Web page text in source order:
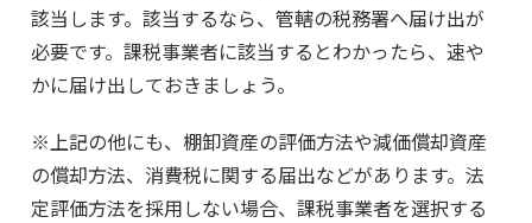
該当します。該当するなら、管轄の税務署へ届け出が
必要です。課税事業者に該当するとわかったら、速や
かに届け出しておきましょう。
※上記の他にも、棚卸資産の評価方法や減価償却資産
の償却方法、消費税に関する届出などがあります。法
定評価方法を採用しない場合、課税事業者を選択する